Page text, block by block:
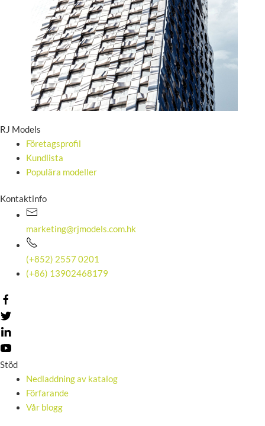
RJ Models
Företagsprofil
Kundlista
Populära modeller
Kontaktinfo
marketing@rjmodels.com.hk
(+852) 2557 0201
(+86) 13902468179
Stöd
Nedladdning av katalog
Förfarande
Vår blogg